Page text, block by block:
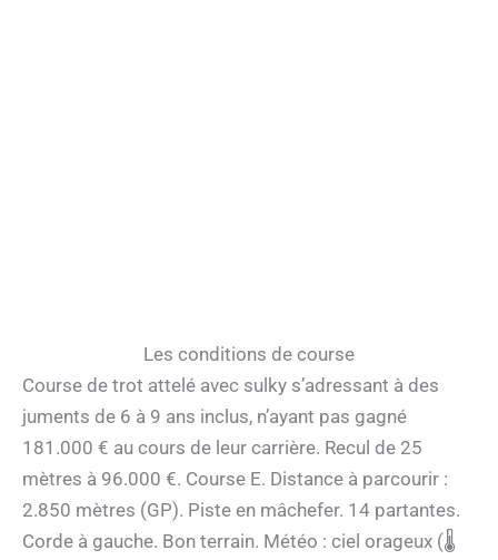
Les conditions de course
Course de trot attelé avec sulky s’adressant à des
juments de 6 à 9 ans inclus, n’ayant pas gagné
181.000 € au cours de leur carrière. Recul de 25
mètres à 96.000 €. Course E. Distance à parcourir :
2.850 mètres (GP). Piste en mâchefer. 14 partantes.
Corde à gauche. Bon terrain. Météo : ciel orageux (🌡